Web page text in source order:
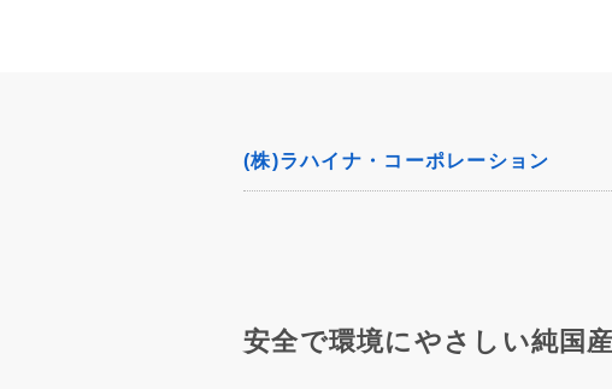
(株)ラハイナ・コーポレーション
安全で環境にやさしい純国